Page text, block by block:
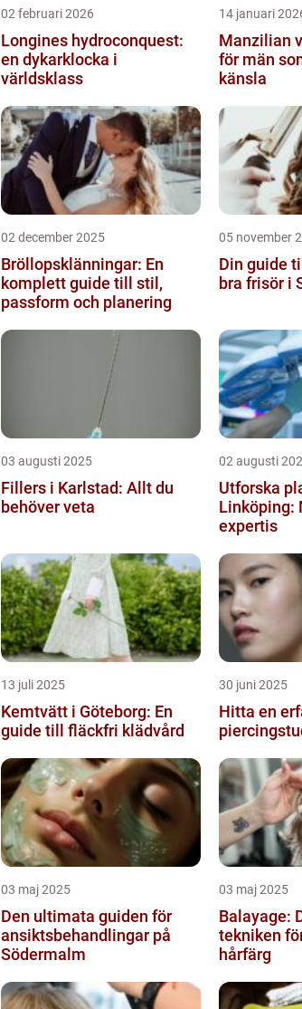
02 februari 2026
Longines hydroconquest:
en dykarklocka i
världsklass
14 januari
Manzilian vax
för män
känsla
02 december 2025
Bröllopsklänningar: En
komplett guide till stil,
passform och planering
05 november
Din guide
bra frisör i
03 augusti 2025
Fillers i Karlstad: Allt du
behöver veta
02 augusti
Utforska
Linköping:
expertis
13 juli 2025
Kemtvätt i Göteborg: En
guide till fläckfri klädvård
30 juni 2025
Hitta en
03 maj 2025
Den ultimata guiden för
ansiktsbehandlingar på
Södermalm
03 maj 2025
Balayage:
tekniken
hårfärg